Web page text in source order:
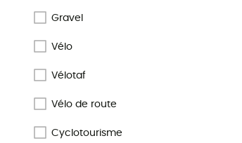
Gravel
Vélo
Vélotaf
Vélo de route
Cyclotourisme